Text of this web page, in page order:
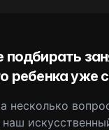
подбирать
ребенка уже
несколько
наш